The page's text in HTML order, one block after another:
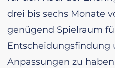
drei bis sechs Monate
genügend Spielraum
Entscheidungsfindung
Anpassungen zu